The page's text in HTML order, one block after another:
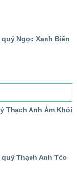
Ngọc Xanh Biển
Thạch Anh Ám Khói
Thạch Anh Tóc